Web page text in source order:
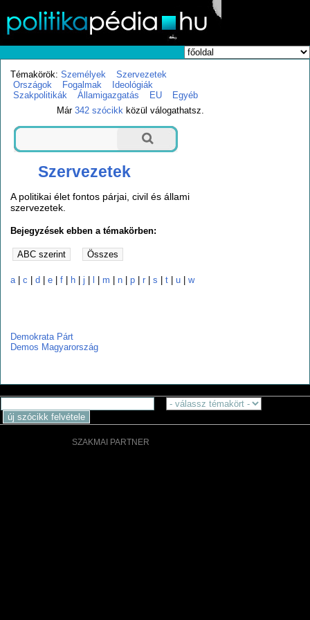
Témakörök: Személyek
Szervezetek
Országok
Fogalmak
Ideológiák
Szakpolitikák
Államigazgatás EU
Egyéb
Már342 szócikk közül válogathatsz.
Szervezetek
A politikai élet fontos párjai, civil és állami
szervezetek.
Bejegyzések ebben a témakörben:
a |c |d |e |f h |j |m |n |p |r |s |t |u |w
Demokrata Párt
Demos Magyarország
SZAKMAI PARTNER